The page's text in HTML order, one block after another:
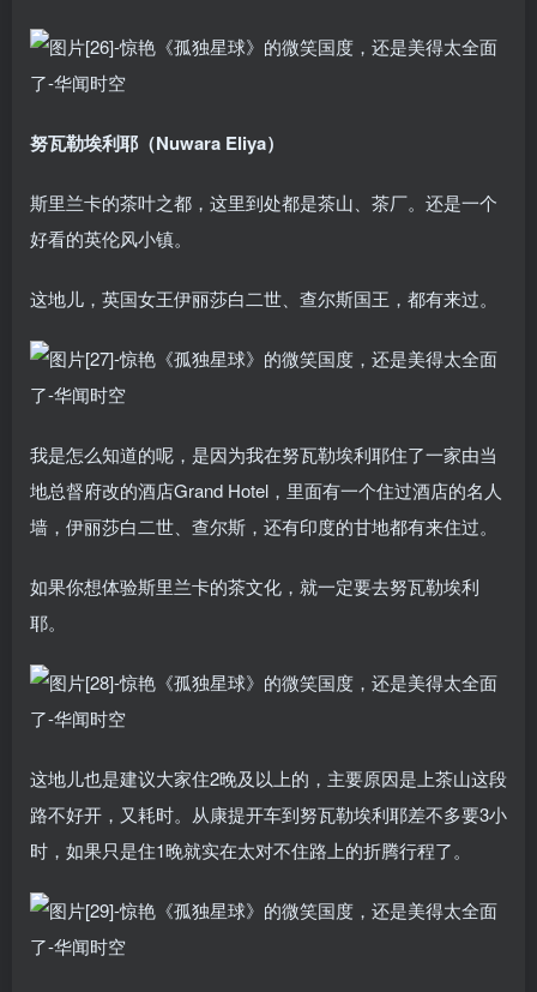
努瓦勒埃利耶（Nuwara Eliya）
斯里兰卡的茶叶之都，这里到处都是茶山、茶厂。还是一个
好看的英伦风小镇。
这地儿，英国女王伊丽莎白二世、查尔斯国王，都有来过。
我是怎么知道的呢，是因为我在努瓦勒埃利耶住了一家由当
地总督府改的酒店Grand Hotel，里面有一个住过酒店的名人
墙，伊丽莎白二世、查尔斯，还有印度的甘地都有来住过。
如果你想体验斯里兰卡的茶文化，就一定要去努瓦勒埃利
耶。
这地儿也是建议大家住2晚及以上的，主要原因是上茶山这段
路不好开，又耗时。从康提开车到努瓦勒埃利耶差不多要3小
时，如果只是住1晚就实在太对不住路上的折腾行程了。